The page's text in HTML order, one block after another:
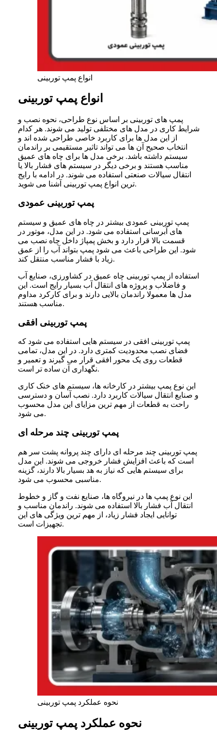
انواع پمپ توربینی
انواع پمپ توربینی
پمپ های توربینی بر اساس نوع طراحی، نحوه نصب و
شرایط کاری در مدل های مختلفی تولید می شوند. هر کدام
از این مدل ها برای کاربرد خاصی طراحی شده اند و
انتخاب صحیح آن ها می تواند تاثیر مستقیمی بر راندمان
سیستم داشته باشد. برخی مدل ها برای چاه های عمیق
مناسب هستند و برخی دیگر در سیستم های فشار بالا یا
انتقال سیالات صنعتی استفاده می شوند. در ادامه با رایج
ترین انواع پمپ توربینی آشنا می شوید.
پمپ توربینی عمودی
پمپ توربینی عمودی بیشتر در چاه های عمیق و سیستم
های آبرسانی استفاده می شود. در این مدل، موتور در
قسمت بالا قرار دارد و بخش پمپاژ داخل چاه نصب می
شود. این طراحی باعث می شود پمپ بتواند آب را از عمق
زیاد با فشار مناسب منتقل کند.
استفاده از پمپ توربینی چاه عمیق در کشاورزی، صنایع آب
و فاضلاب و پروژه های انتقال آب بسیار رایج است. این
مدل ها معمولا راندمان بالایی دارند و برای کارکرد مداوم
مناسب هستند.
پمپ توربینی افقی
پمپ توربینی افقی در سیستم هایی استفاده می شود که
فضای نصب محدودیت کمتری دارد. در این مدل، تمامی
قطعات روی یک محور افقی قرار می گیرند و تعمیر و
نگهداری آن ساده تر است.
این نوع پمپ بیشتر در کارخانه ها، سیستم های خنک کاری
و صنایع انتقال سیالات کاربرد دارد. نصب آسان و دسترسی
راحت به قطعات از مهم ترین مزایای این مدل محسوب
می شود.
پمپ توربینی چند مرحله ای
پمپ توربینی چند مرحله ای دارای چند پروانه پشت سر هم
است که باعث افزایش فشار خروجی می شوند. این مدل
برای سیستم هایی که نیاز به هد بسیار بالا دارند، گزینه
مناسبی محسوب می شود.
این نوع پمپ ها در نیروگاه ها، صنایع نفت و گاز و خطوط
انتقال آب فشار بالا استفاده می شوند. راندمان مناسب و
توانایی ایجاد فشار زیاد، از مهم ترین ویژگی های این
تجهیزات است.
نحوه عملکرد پمپ توربینی
نحوه عملکرد پمپ توربینی